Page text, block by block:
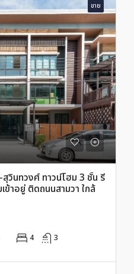
ขาย
วินทวงศ์ ทาวน์โฮม 3 ชั้น รี
ข้าอยู่ ติดถนนสามวา ใกล้
4
3